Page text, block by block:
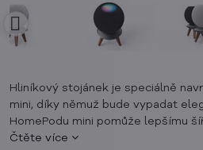
Hliníkový stojánek je speciálně
mini, díky němuž bude vypadat
HomePodu mini pomůže lepšímu
Čtěte více